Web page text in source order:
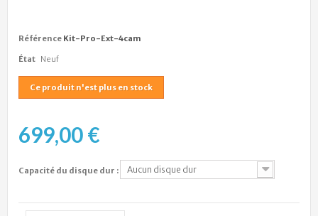
Référence Kit-Pro-Ext-4cam
État Neuf
Ce produit n'est plus en stock
699,00 €
Capacité du disque dur : Aucun disque dur